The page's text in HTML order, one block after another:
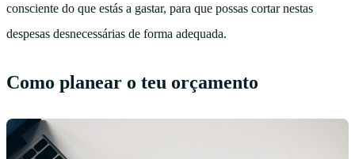
consciente do que estás a gastar, para que possas cortar nestas
despesas desnecessárias de forma adequada.
Como planear o teu orçamento